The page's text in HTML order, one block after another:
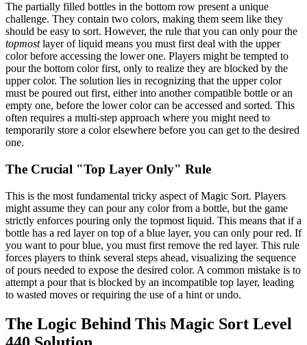
The partially filled bottles in the bottom row present a unique
challenge. They contain two colors, making them seem like they
should be easy to sort. However, the rule that you can only pour the
topmostlayer of liquid means you must first deal with the upper
color before accessing the lower one. Players might be tempted to
pour the bottom color first, only to realize they are blocked by the
upper color. The solution lies in recognizing that the upper color
must be poured out first, either into another compatible bottle or an
empty one, before the lower color can be accessed and sorted. This
often requires a multi-step approach where you might need to
temporarily store a color elsewhere before you can get to the desired
one.
The Crucial "Top Layer Only" Rule
This is the most fundamental tricky aspect of Magic Sort. Players
might assume they can pour any color from a bottle, but the game
strictly enforces pouring only the topmost liquid. This means that if a
bottle has a red layer on top of a blue layer, you can only pour red. If
you want to pour blue, you must first remove the red layer. This rule
forces players to think several steps ahead, visualizing the sequence
of pours needed to expose the desired color. A common mistake is to
attempt a pour that is blocked by an incompatible top layer, leading
to wasted moves or requiring the use of a hint or undo.
The Logic Behind This Magic Sort Level